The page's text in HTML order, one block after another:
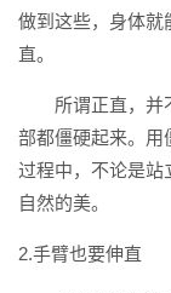
做到这些，身体就
直。
所谓正直，并不
部都僵硬起来。用
过程中，不论是站
自然的美。
2.手臂也要伸直